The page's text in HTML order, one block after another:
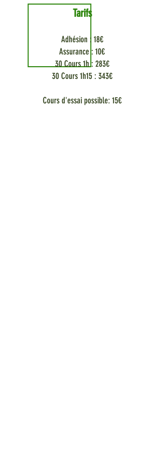
Tarifs
Adhésion : 18€
Assurance : 10€
30 Cours 1h : 283€
30 Cours 1h15 : 343€
Cours d'essai possible: 15€